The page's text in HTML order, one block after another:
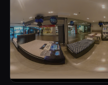
FACHADA